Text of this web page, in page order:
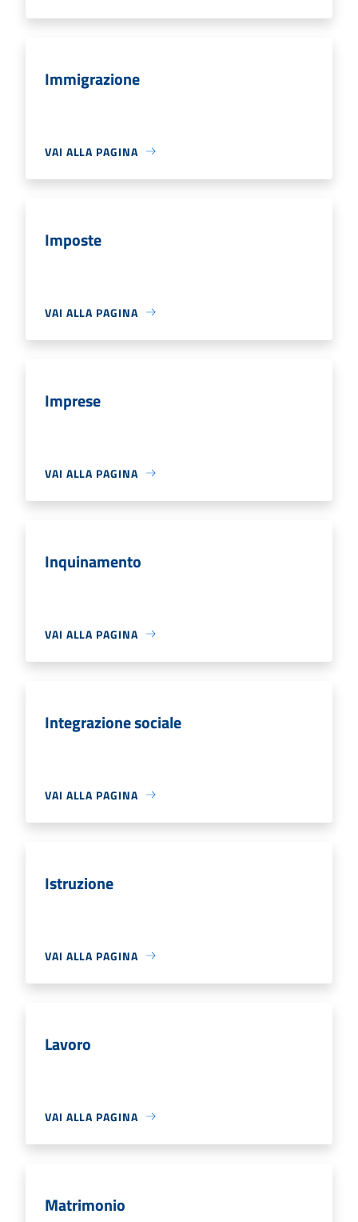
Immigrazione
VAI ALLA PAGINA
Imposte
VAI ALLA PAGINA
Imprese
VAI ALLA PAGINA
Inquinamento
VAI ALLA PAGINA
Integrazione sociale
VAI ALLA PAGINA
Istruzione
VAI ALLA PAGINA
Lavoro
VAI ALLA PAGINA
Matrimonio